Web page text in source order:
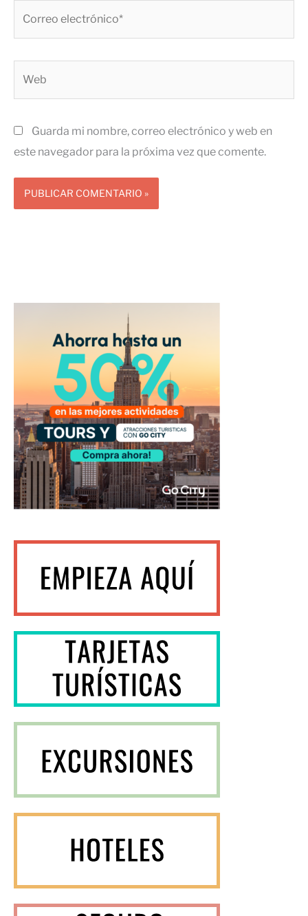
Guarda mi nombre, correo electrónico y web en
este navegador para la próxima vez que comente.